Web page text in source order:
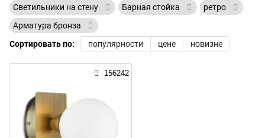
Светильники на стену Барная стойка
ретро
Арматура бронза
Сортировать по:
популярности цене новизне
156242